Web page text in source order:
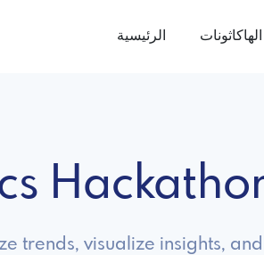
الرئيسية الهاكاثونات
trends, visualize insights,